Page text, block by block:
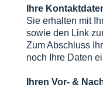
Ihre
Sie erhalten mit
sowie den Link
Zum Abschluss
noch Ihre Daten
Ihren Vor- &